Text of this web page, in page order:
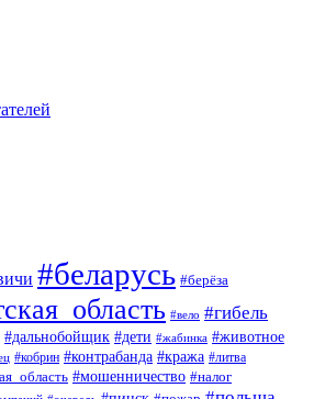
#беларусь #берёза
#вело #гибель
#дальнобойщик #дети #жабинка #животное
#кобрин #контрабанда #кража #литва
#мошенничество #налог